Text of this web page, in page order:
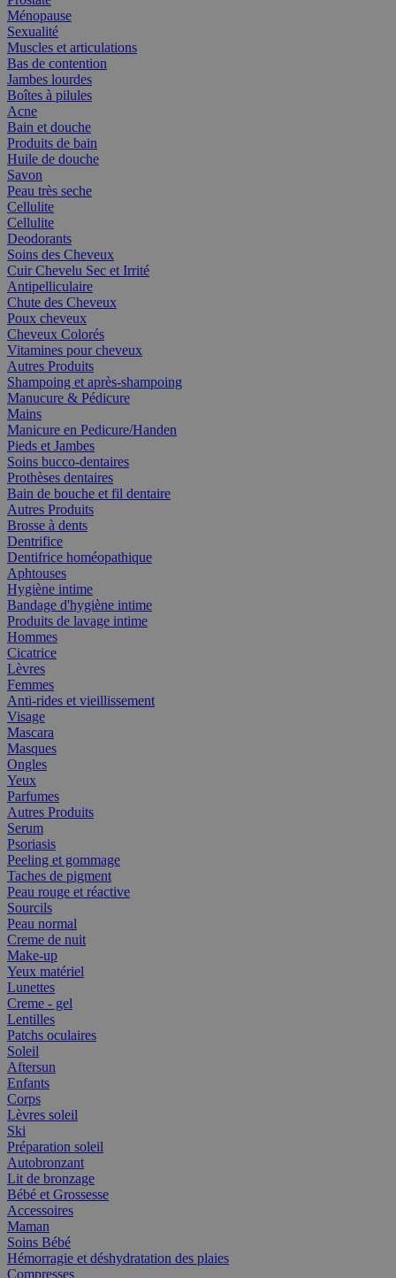
Ménopause
Sexualité
Muscles et articulations
Bas de contention
Jambes lourdes
Boîtes à pilules
Acne
Bain et douche
Produits de bain
Huile de douche
Savon
Peau très seche
Cellulite
Cellulite
Deodorants
Soins des Cheveux
Cuir Chevelu Sec et Irrité
Antipelliculaire
Chute des Cheveux
Poux cheveux
Cheveux Colorés
Vitamines pour cheveux
Autres Produits
Shampoing et après-shampoing
Manucure & Pédicure
Mains
Manicure en Pedicure/Handen
Pieds et Jambes
Soins bucco-dentaires
Prothèses dentaires
Bain de bouche et fil dentaire
Autres Produits
Brosse à dents
Dentrifice
Dentifrice homéopathique
Aphtouses
Hygiène intime
Bandage d'hygiène intime
Produits de lavage intime
Hommes
Cicatrice
Lèvres
Femmes
Anti-rides et vieillissement
Visage
Mascara
Masques
Ongles
Yeux
Parfumes
Autres Produits
Serum
Psoriasis
Peeling et gommage
Taches de pigment
Peau rouge et réactive
Sourcils
Peau normal
Creme de nuit
Make-up
Yeux matériel
Lunettes
Creme - gel
Lentilles
Patchs oculaires
Soleil
Aftersun
Enfants
Corps
Lèvres soleil
Ski
Préparation soleil
Autobronzant
Lit de bronzage
Bébé et Grossesse
Accessoires
Maman
Soins Bébé
Hémorragie et déshydratation des plaies
Compresses